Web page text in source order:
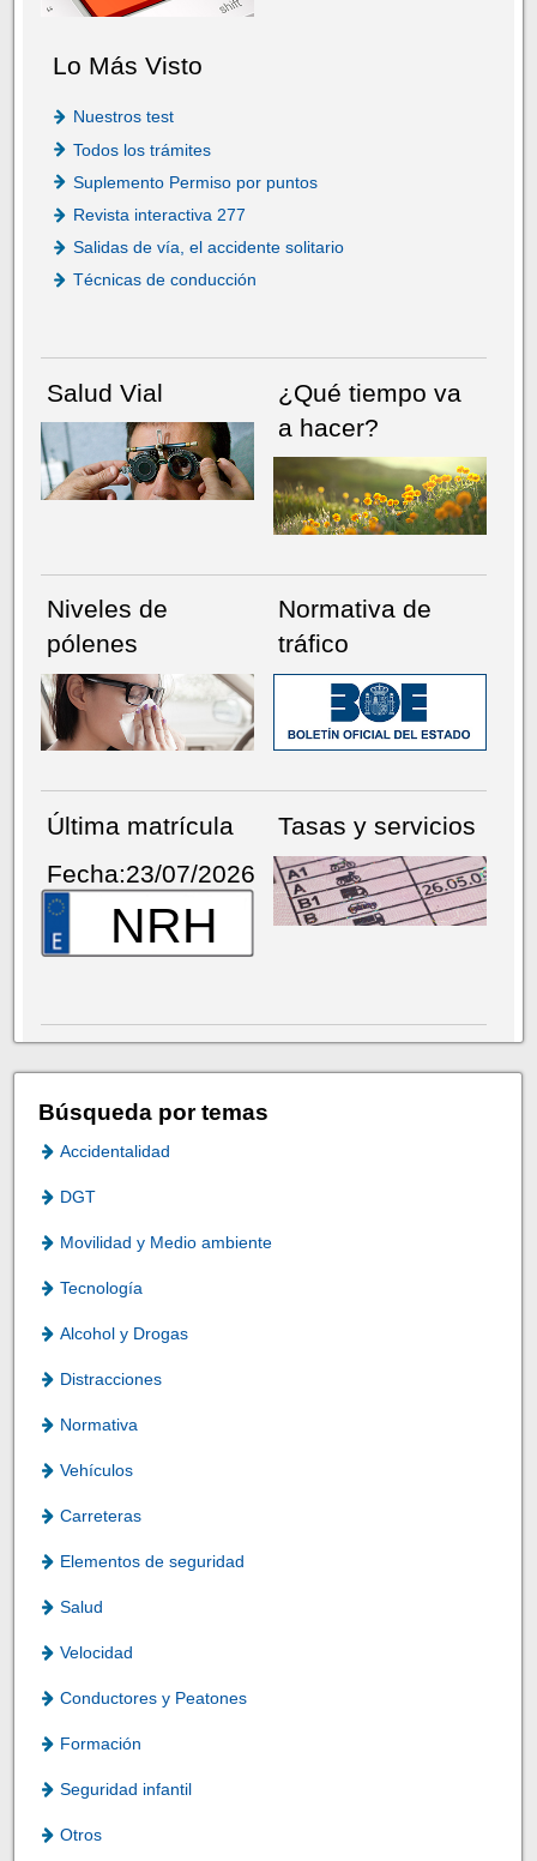
Lo Más Visto
Nuestros test
Todos los trámites
Suplemento Permiso por puntos
Revista interactiva 277
Salidas de vía, el accidente solitario
Técnicas de conducción
Salud Vial
¿Qué tiempo va
a hacer?
Niveles de
pólenes
Normativa de
tráfico
Última matrícula
Fecha:23/07/2026
NRH
Tasas y servicios
Búsqueda por temas
Accidentalidad
DGT
Movilidad y Medio ambiente
Tecnología
Alcohol y Drogas
Distracciones
Normativa
Vehículos
Carreteras
Elementos de seguridad
Salud
Velocidad
Conductores y Peatones
Formación
Seguridad infantil
Otros